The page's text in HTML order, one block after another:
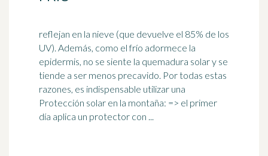
reflejan en la nieve (que devuelve el 85% de los
UV). Además, como el frío adormece la
epidermis, no se siente la quemadura solar y se
tiende a ser menos precavido. Por todas estas
razones, es indispensable utilizar una
Protección solar en la montaña: => el primer
día aplica un protector con ...